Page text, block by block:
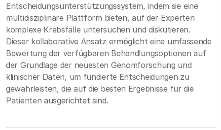
Entscheidungsunterstützungssystem, indem sie eine
multidisziplinäre Plattform bieten, auf der Experten
komplexe Krebsfälle untersuchen und diskutieren.
Dieser kollaborative Ansatz ermöglicht eine umfassende
Bewertung der verfügbaren Behandlungsoptionen auf
der Grundlage der neuesten Genomforschung und
klinischer Daten, um fundierte Entscheidungen zu
gewährleisten, die auf die besten Ergebnisse für die
Patienten ausgerichtet sind.